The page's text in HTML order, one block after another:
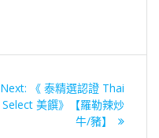
Next:
Next
post:
《 泰精選認證 Thai
Select 美饌》【羅勒辣炒
牛/豬】